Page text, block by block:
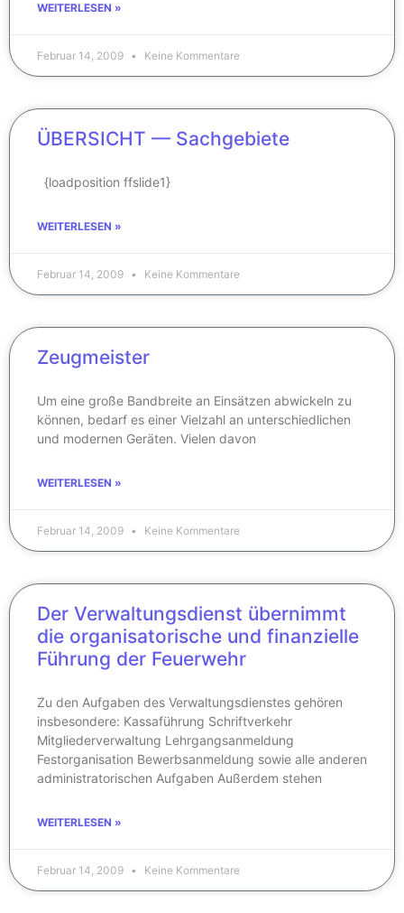
WEITERLESEN »
Februar 14, 2009 Keine Kommentare
ÜBERSICHT — Sachgebiete
{loadposition ffslide1}
WEITERLESEN »
Februar 14, 2009 Keine Kommentare
Zeugmeister
Um eine große Bandbreite an Einsätzen abwickeln zu
können, bedarf es einer Vielzahl an unterschiedlichen
und modernen Geräten. Vielen davon
WEITERLESEN »
Februar 14, 2009 Keine Kommentare
Der Verwaltungsdienst übernimmt
die organisatorische und finanzielle
Führung der Feuerwehr
Zu den Aufgaben des Verwaltungsdienstes gehören
insbesondere: Kassaführung Schriftverkehr
Mitgliederverwaltung Lehrgangsanmeldung
Festorganisation Bewerbsanmeldung sowie alle anderen
administratorischen Aufgaben Außerdem stehen
WEITERLESEN »
Februar 14, 2009 Keine Kommentare